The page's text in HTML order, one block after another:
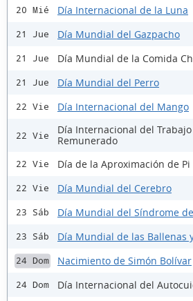
20 Mié Día Internacional de la Luna
21 Jue Día Mundial del Gazpacho
21 Jue Día Mundial de la Comida
21 Jue Día Mundial del Perro
22 Vie Día Internacional del Mango
22 Vie
Día Internacional del
Remunerado
22 Vie Día de la Aproximación de Pi
22 Vie Día Mundial del Cerebro
23 Sáb Día Mundial del Síndrome
23 Sáb Día Mundial de las Ballenas
24 Dom Nacimiento de Simón Bolívar
24 Dom Día Internacional del